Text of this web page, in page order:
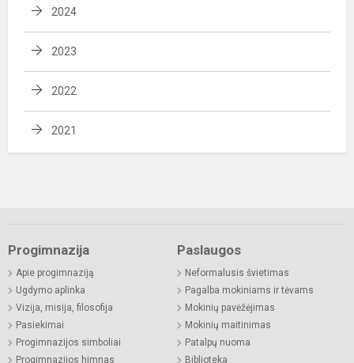
2024
2023
2022
2021
Progimnazija
Apie progimnaziją
Ugdymo aplinka
Vizija, misija, filosofija
Pasiekimai
Progimnazijos simboliai
Progimnazijos himnas
Paslaugos
Neformalusis švietimas
Pagalba mokiniams ir tėvams
Mokinių pavėžėjimas
Mokinių maitinimas
Patalpų nuoma
Biblioteka